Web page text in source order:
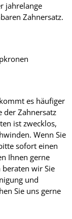
jahrelange
Zahnersatz.
es häufiger
der Zahnersatz
ist zwecklos,
Wenn Sie
sofort einen
Ihnen gerne
wir Sie
und
Sie uns gerne